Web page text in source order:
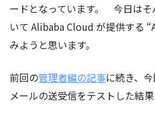
ードとなっています。 今日はそ
いて Alibaba Cloud が提供する
みようと思います。
前回の管理者編の記事に続き、
メールの送受信をテストした結果